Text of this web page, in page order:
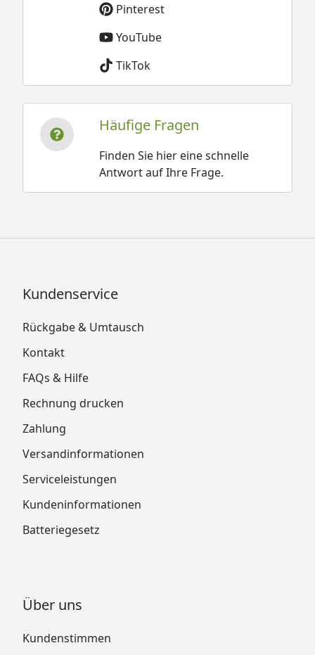
Pinterest
YouTube
TikTok
Häufige Fragen
Finden Sie hier eine schnelle
Antwort auf Ihre Frage.
Kundenservice
Rückgabe & Umtausch
Kontakt
FAQs & Hilfe
Rechnung drucken
Zahlung
Versandinformationen
Serviceleistungen
Kundeninformationen
Batteriegesetz
Über uns
Kundenstimmen